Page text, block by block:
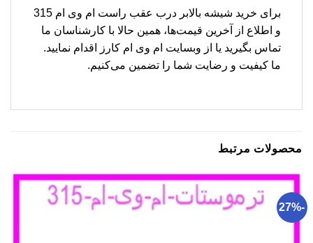
برای خرید شیشه بالابر درب عقب راست ام وی ام 315
و اطلاع از آخرین قیمت‌ها، همین حالا با کارشناسان ما
تماس بگیرید یا از وبسایت ام وی ام کارز اقدام نمایید.
ما کیفیت و رضایت شما را تضمین می‌کنیم.
محصولات مرتبط
-27%